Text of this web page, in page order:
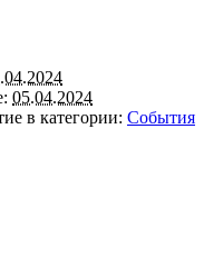
05.04.2024
в категории: События